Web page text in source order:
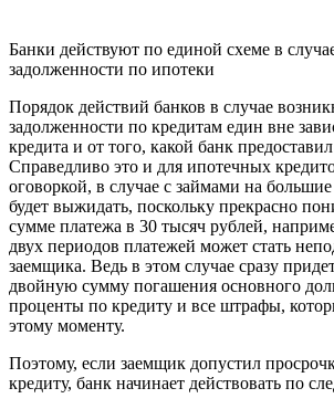
Банки действуют по единой схеме в
задолженности по ипотеки
Порядок действий банков в случае
задолженности по кредитам един вне
кредита и от того, какой банк
Справедливо это и для ипотечных
оговоркой, в случае с займами на
будет выжидать, поскольку прекрасно
сумме платежа в 30 тысяч рублей,
двух периодов платежей может стать
заемщика. Ведь в этом случае сразу
двойную сумму погашения основного
проценты по кредиту и все штрафы,
этому моменту.
Поэтому, если заемщик допустил
кредиту, банк начинает действовать по